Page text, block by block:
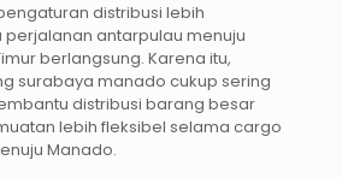
distribusi lebih
antarpulau menuju
berlangsung. Karena itu,
surabaya manado cukup sering
distribusi barang besar
lebih fleksibel selama cargo
Manado.